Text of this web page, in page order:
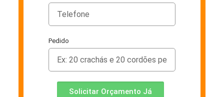
Pedido
Solicitar Orçamento Já